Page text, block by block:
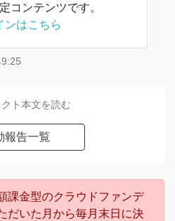
たと思ってます！ 下記の
する前に、いち早く、み
！！
コンテンツです。
ンはこちら
ト本文を読む
報告一覧
課金型のクラウドファンデ
だいた月から毎月末日に決